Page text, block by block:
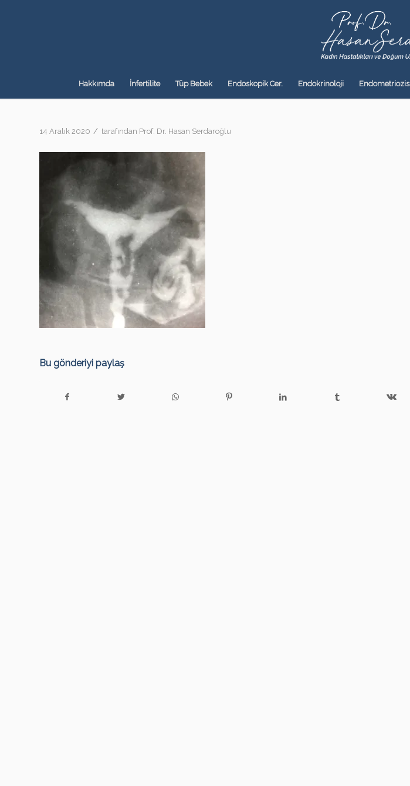
Hakkımda İnfertilite Tüp Bebek Endoskopik Cer. Endokrinoloji Endometriozis
14 Aralık 2020 / tarafından Prof. Dr. Hasan Serdaroğlu
Bu gönderiyi paylaş